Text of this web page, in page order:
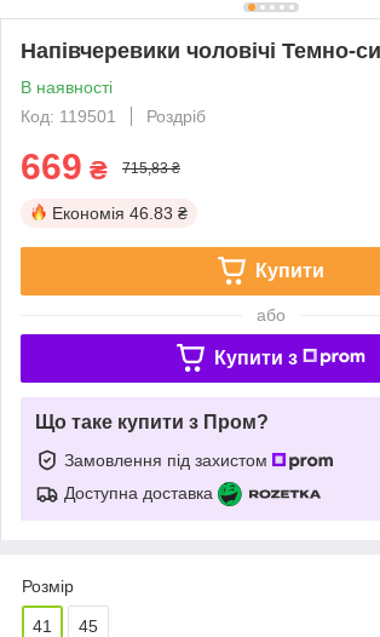
Напівчеревики чоловічі Темно-
В наявності
Код: 119501
Роздріб
669 ₴ 715,83 ₴
Економія 46.83 ₴
Купити
або
Купити з
Що таке купити з Пром?
Замовлення під захистом
Доступна доставка
Розмір
41 45